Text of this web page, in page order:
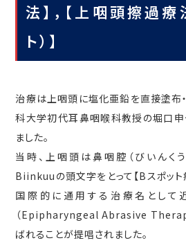
法】，【上咽頭擦過療
ト）】
治療は上咽頭に塩化亜鉛を直接塗布
科大学初代耳鼻咽喉科教授の堀口申
ました。
当時、上咽頭は鼻咽腔（びいんく
Biinkuuの頭文字をとって【Bスポット
国際的に通用する治療名として
（Epipharyngeal Abrasive
ばれることが提唱されました。